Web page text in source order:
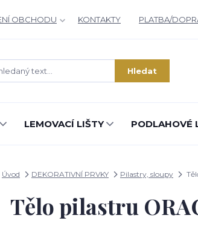
OBCHODU KONTAKTY PLATBA/
Hledat
LEMOVACÍ LIŠTY PODLAHOVÉ
Úvod DEKORATIVNÍ PRVKY Pilastry, sloupy
Tělo pilastru
interiérů?
Kam poslat informaci o novinkách v
Souhlasím se zpracováním osobních údajů pro
Zavřít